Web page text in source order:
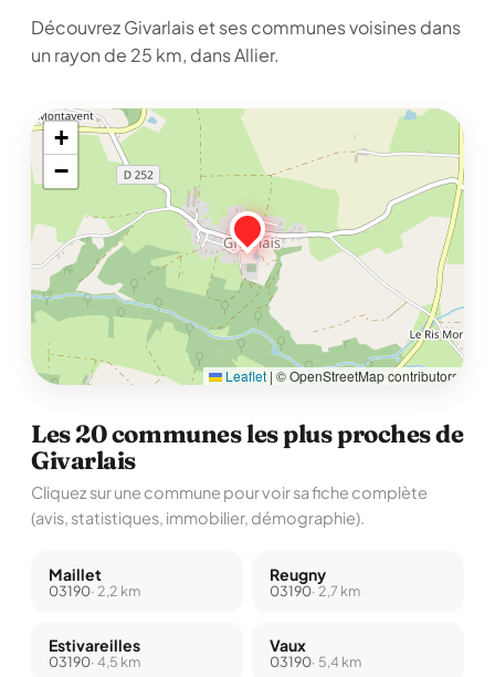
Découvrez Givarlais et ses communes voisines dans
un rayon de 25 km, dans Allier.
+
−
Leaflet | © OpenStreetMap contributors
Les 20 communes les plus proches de
Givarlais
Cliquez sur une commune pour voir sa fiche complète
(avis, statistiques, immobilier, démographie).
Maillet
03190· 2,2 km
Reugny
03190· 2,7 km
Estivareilles
03190· 4,5 km
Vaux
03190· 5,4 km